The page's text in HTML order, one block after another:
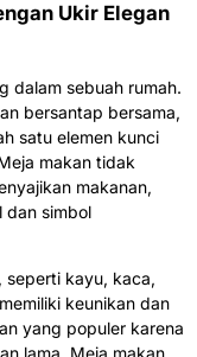
Ukir Elegan
dalam sebuah rumah.
bersantap bersama,
satu elemen kunci
makan tidak
makanan,
dan simbol
seperti kayu, kaca,
keunikan dan
yang populer karena